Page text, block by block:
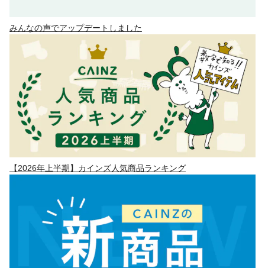
みんなの声でアップデートしました
【2026年上半期】カインズ人気商品ランキング